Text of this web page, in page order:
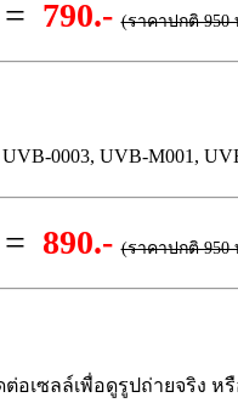
= 790.-(ราคาปกติ 950
0003, UVB-M001,
= 890.-(ราคาปกติ 950
อเซลล์เพื่อดูรูปถ่ายจริง ห